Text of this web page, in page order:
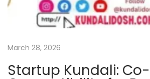
i
e
s
March 28, 2026
Startup Kundali: